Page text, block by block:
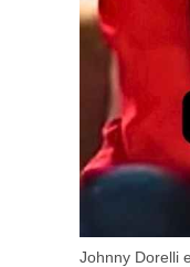
Johnny Dorelli